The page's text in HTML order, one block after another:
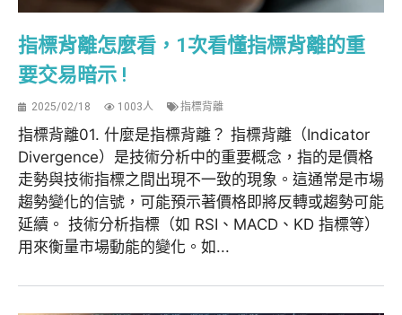
指標背離怎麼看，1次看懂指標背離的重
要交易暗示 !
2025/02/18 1003人 指標背離
指標背離01. 什麼是指標背離？ 指標背離（Indicator
Divergence）是技術分析中的重要概念，指的是價格
走勢與技術指標之間出現不一致的現象。這通常是市場
趨勢變化的信號，可能預示著價格即將反轉或趨勢可能
延續。 技術分析指標（如 RSI、MACD、KD 指標等）
用來衡量市場動能的變化。如...